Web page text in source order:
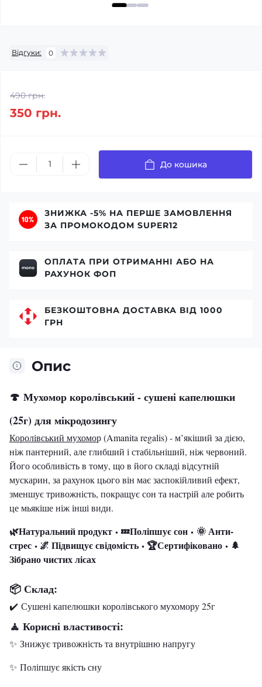
Відгуки: 0
490 грн.
350 грн.
До кошика
Опис
🍄 Мухомор королівський - сушені капелюшки
(25г) для мікродозингу
Королівський мухомор(Amanita regalis) - м’якіший за дією,
ніж пантерний, але глибший і стабільніший, ніж червоний.
Його особливість в тому, що в його складі відсутній
мускарин, за рахунок цього він має заспокійливий ефект,
зменшує тривожність, покращує сон та настрій але робить
це мьякіше ніж інші види.
🌿Натуральний продукт • 💤Поліпшує сон • 🌞 Анти-
стрес • 🌌 Підвищує свідомість • 🏆Сертифіковано • 🌲
Зібрано чистих лісах
📦 Склад:
✔️ Сушені капелюшки королівського мухомору 25г
🧘 Корисні властивості:
✨ Знижує тривожність та внутрішню напругу
✨ Поліпшує якість сну
ЗНИЖКА -5% НА ПЕРШЕ ЗАМОВЛЕННЯ
ЗА ПРОМОКОДОМ SUPER12
ОПЛАТА ПРИ ОТРИМАННІ АБО НА
РАХУНОК ФОП
БЕЗКОШТОВНА ДОСТАВКА ВІД 1000
ГРН